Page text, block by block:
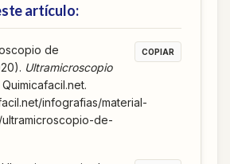
artículo:
de
Ultramicroscopio
Quimicafacil.net.
infografias/material-
de-
COPIAR